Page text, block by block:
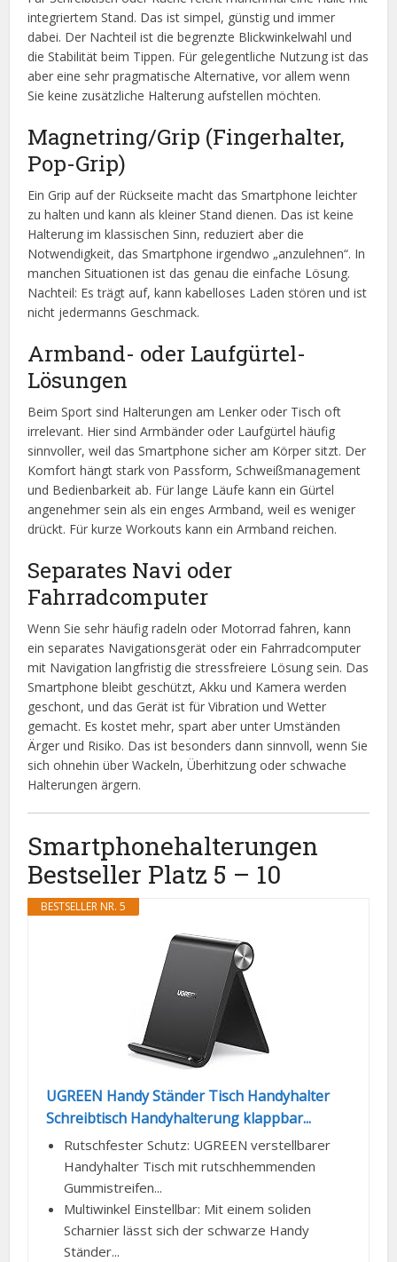
integriertem Stand. Das ist simpel, günstig und immer
dabei. Der Nachteil ist die begrenzte Blickwinkelwahl und
die Stabilität beim Tippen. Für gelegentliche Nutzung ist das
aber eine sehr pragmatische Alternative, vor allem wenn
Sie keine zusätzliche Halterung aufstellen möchten.
Magnetring/Grip (Fingerhalter,
Pop-Grip)
Ein Grip auf der Rückseite macht das Smartphone leichter
zu halten und kann als kleiner Stand dienen. Das ist keine
Halterung im klassischen Sinn, reduziert aber die
Notwendigkeit, das Smartphone irgendwo „anzulehnen“. In
manchen Situationen ist das genau die einfache Lösung.
Nachteil: Es trägt auf, kann kabelloses Laden stören und ist
nicht jedermanns Geschmack.
Armband- oder Laufgürtel-
Lösungen
Beim Sport sind Halterungen am Lenker oder Tisch oft
irrelevant. Hier sind Armbänder oder Laufgürtel häufig
sinnvoller, weil das Smartphone sicher am Körper sitzt. Der
Komfort hängt stark von Passform, Schweißmanagement
und Bedienbarkeit ab. Für lange Läufe kann ein Gürtel
angenehmer sein als ein enges Armband, weil es weniger
drückt. Für kurze Workouts kann ein Armband reichen.
Separates Navi oder
Fahrradcomputer
Wenn Sie sehr häufig radeln oder Motorrad fahren, kann
ein separates Navigationsgerät oder ein Fahrradcomputer
mit Navigation langfristig die stressfreiere Lösung sein. Das
Smartphone bleibt geschützt, Akku und Kamera werden
geschont, und das Gerät ist für Vibration und Wetter
gemacht. Es kostet mehr, spart aber unter Umständen
Ärger und Risiko. Das ist besonders dann sinnvoll, wenn Sie
sich ohnehin über Wackeln, Überhitzung oder schwache
Halterungen ärgern.
Smartphonehalterungen
Bestseller Platz 5 – 10
BESTSELLER NR. 5
UGREEN Handy Ständer Tisch Handyhalter
Schreibtisch Handyhalterung klappbar...
Rutschfester Schutz: UGREEN verstellbarer
Handyhalter Tisch mit rutschhemmenden
Gummistreifen...
Multiwinkel Einstellbar: Mit einem soliden
Scharnier lässt sich der schwarze Handy
Ständer...